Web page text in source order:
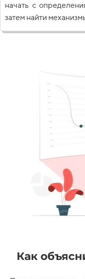
начать с
затем найти
Как